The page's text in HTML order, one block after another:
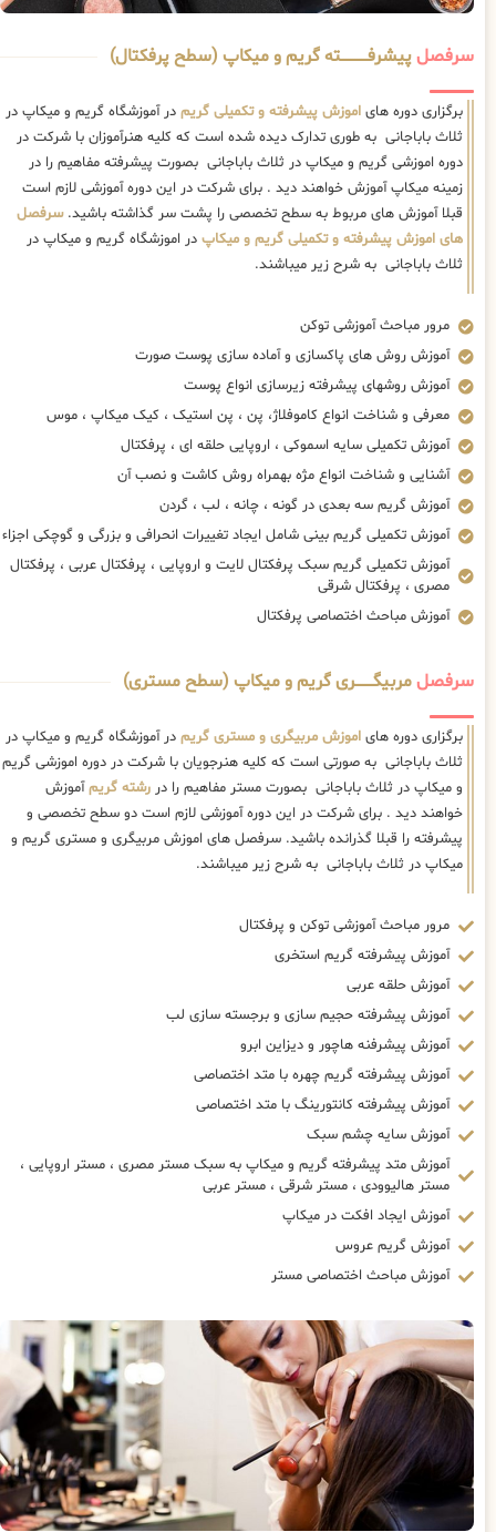
سرفصلپیشرفــــــــــــته گریم و میکاپ (سطح پرفکتال)
برگزاری دوره هایاموزش پیشرفته و تکمیلی گریمدر آموزشگاه گریم و میکاپ در
ثلاث باباجانی به طوری تدارک دیده شده است که کلیه هنرآموزان با شرکت در
دوره اموزشی گریم و میکاپ در ثلاث باباجانی بصورت پیشرفته مفاهیم را در
زمینه میکاپ آموزش خواهند دید . برای شرکت در این دوره آموزشی لازم است
قبلا آموزش های مربوط به سطح تخصصی را پشت سر گذاشته باشید.سرفصل
های اموزش پیشرفته و تکمیلی گریم و میکاپدر اموزشگاه گریم و میکاپ در
ثلاث باباجانی به شرح زیر میباشند.
مرور مباحث آموزشی توکن
آموزش روش های پاکسازی و آماده سازی پوست صورت
آموزش روشهای پیشرفته زیرسازی انواع پوست
معرفی و شناخت انواع کاموفلاژ، پن ، پن استیک ، کیک میکاپ ، موس
آموزش تکمیلی سایه اسموکی ، اروپایی حلقه ای ، پرفکتال
آشنایی و شناخت انواع مژه بهمراه روش کاشت و نصب آن
آموزش گریم سه بعدی در گونه ، چانه ، لب ، گردن
آموزش تکمیلی گریم بینی شامل ایجاد تغییرات انحرافی و بزرگی و گوچکی اجزاء
آموزش تکمیلی گریم سبک پرفکتال لایت و اروپایی ، پرفکتال عربی ، پرفکتال
مصری ، پرفکتال شرقی
آموزش مباحث اختصاصی پرفکتال
سرفصلمربیگــــــــری گریم و میکاپ (سطح مستری)
برگزاری دوره هایاموزش مربیگری و مستری گریمدر آموزشگاه گریم و میکاپ در
ثلاث باباجانی به صورتی است که کلیه هنرجویان با شرکت در دوره اموزشی گریم
و میکاپ در ثلاث باباجانی بصورت مستر مفاهیم را دررشته گریمآموزش
خواهند دید . برای شرکت در این دوره آموزشی لازم است دو سطح تخصصی و
پیشرفته را قبلا گذرانده باشید. سرفصل های اموزش مربیگری و مستری گریم و
میکاپ در ثلاث باباجانی به شرح زیر میباشند.
مرور مباحث آموزشی توکن و پرفکتال
آموزش پیشرفته گریم استخری
آموزش حلقه عربی
آموزش پیشرفته حجیم سازی و برجسته سازی لب
آموزش پیشرفنه هاچور و دیزاین ابرو
آموزش پیشرفته گریم چهره با متد اختصاصی
آموزش پیشرفته کانتورینگ با متد اختصاصی
آموزش سایه چشم سبک
آموزش متد پیشرفته گریم و میکاپ به سبک مستر مصری ، مستر اروپایی ،
مستر هالیوودی ، مستر شرقی ، مستر عربی
آموزش ایجاد افکت در میکاپ
آموزش گریم عروس
آموزش مباحث اختصاصی مستر